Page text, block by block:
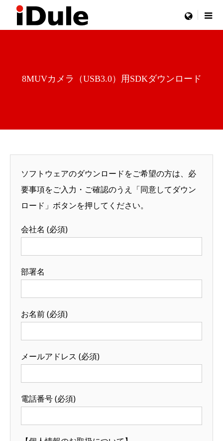
menu
8MUVカメラ（USB3.0）用SDKダウンロード
ソフトウェアのダウンロードをご希望の方は、必
要事項をご入力・ご確認のうえ「同意してダウン
ロード」ボタンを押してください。
会社名 (必須)
部署名
お名前 (必須)
メールアドレス (必須)
電話番号 (必須)